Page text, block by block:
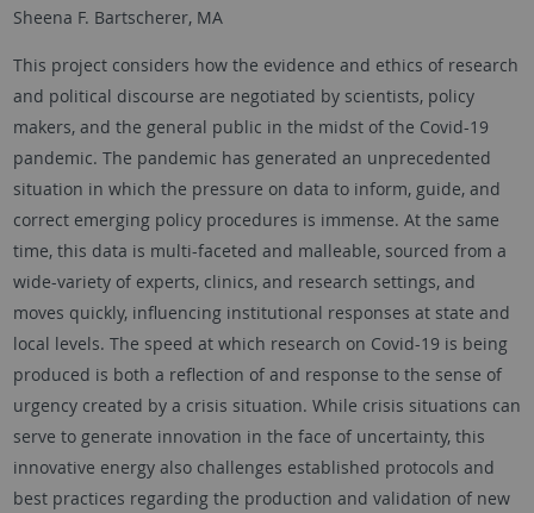
Sheena F. Bartscherer, MA
This project considers how the evidence and ethics of research
and political discourse are negotiated by scientists, policy
makers, and the general public in the midst of the Covid-19
pandemic. The pandemic has generated an unprecedented
situation in which the pressure on data to inform, guide, and
correct emerging policy procedures is immense. At the same
time, this data is multi-faceted and malleable, sourced from a
wide-variety of experts, clinics, and research settings, and
moves quickly, influencing institutional responses at state and
local levels. The speed at which research on Covid-19 is being
produced is both a reflection of and response to the sense of
urgency created by a crisis situation. While crisis situations can
serve to generate innovation in the face of uncertainty, this
innovative energy also challenges established protocols and
best practices regarding the production and validation of new